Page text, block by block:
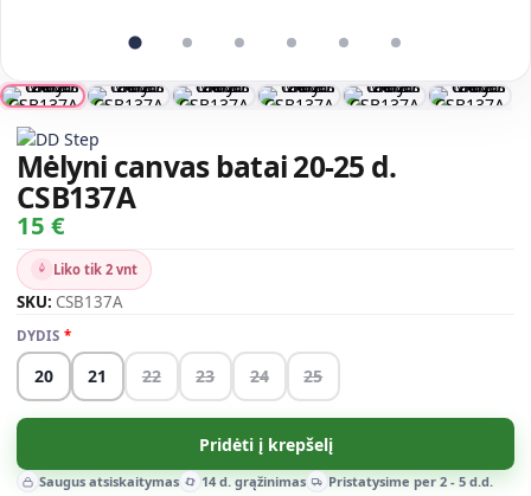
Mėlyni canvas batai 20-25 d.
CSB137A
15 €
Liko tik 2 vnt
SKU: CSB137A
DYDIS
20 21 22 23 24 25
Pridėti į krepšelį
Saugus atsiskaitymas 14 d. grąžinimas Pristatysime per 2 - 5 d.d.